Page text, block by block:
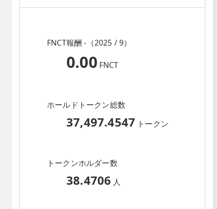
FNCT報酬 -（2025 / 9）
0.00 FNCT
ホールドトークン総数
37,497.4547 トークン
トークンホルダー数
38.4706 人